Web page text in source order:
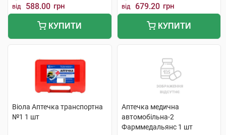
від 588.00 грн
КУПИТИ
від 679.20 грн
КУПИТИ
Віола Аптечка транспортна
№1 1 шт
Аптечка медична
автомобільна-2
Фарммедальянс 1 шт